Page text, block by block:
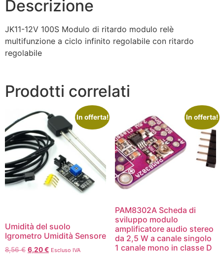
Descrizione
JK11-12V 100S Modulo di ritardo modulo relè
multifunzione a ciclo infinito regolabile con ritardo
regolabile
Prodotti correlati
In offerta!
Umidità del suolo
Igrometro Umidità Sensore
8,56€ 6,20€ Escluso IVA
In offerta!
PAM8302A Scheda di
sviluppo modulo
amplificatore audio stereo
da 2,5 W a canale singolo
1 canale mono in classe D